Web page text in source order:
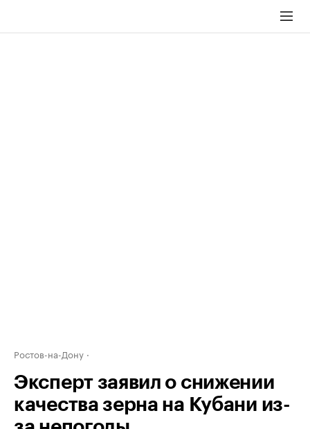
Ростов-на-Дону
Эксперт заявил о снижении
качества зерна на Кубани из-